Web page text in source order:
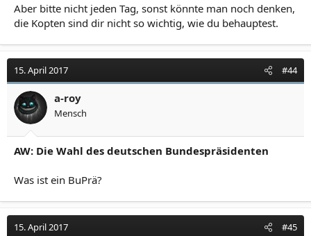
Aber bitte nicht jeden Tag, sonst könnte man noch denken,
die Kopten sind dir nicht so wichtig, wie du behauptest.
15. April 2017 #44
a-roy
Mensch
AW: Die Wahl des deutschen Bundespräsidenten
Was ist ein BuPrä?
15. April 2017 #45